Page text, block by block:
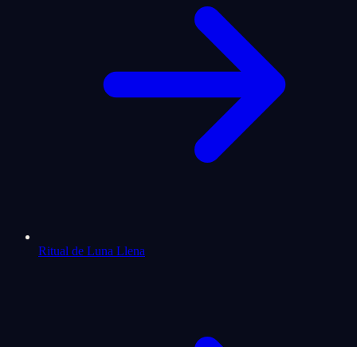
Ritual de Luna Llena